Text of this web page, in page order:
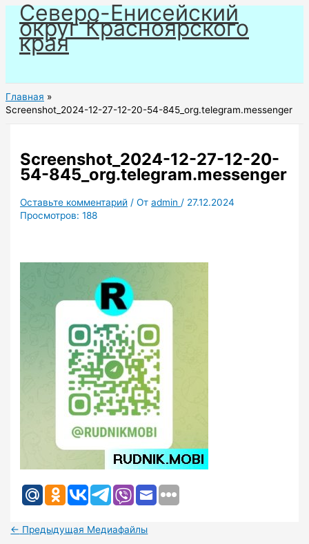
Перейти
содержимому
Северо-Енисейский
округ Красноярского
края
Главная
Screenshot_2024-12-27-12-20-54-845_org.telegram.messenger
Screenshot_2024-12-27-12-20-
54-845_org.telegram.messenger
Оставьте комментарий / Отadmin / 27.12.2024
Просмотров: 188
← Предыдущая Медиафайлы